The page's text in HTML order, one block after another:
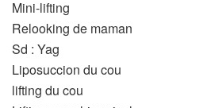
Mini-lifting
Relooking de maman
Sd : Yag
Liposuccion du cou
lifting du cou